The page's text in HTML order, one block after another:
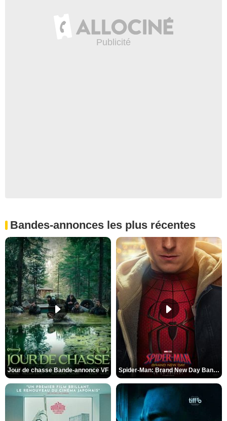
Bandes-annonces les plus récentes
Jour de chasse Bande-annonce VF Spider-Man: Brand New Day Bande-annonce (3) VO STFR